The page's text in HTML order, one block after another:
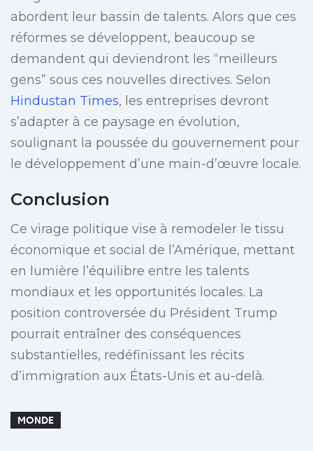
abordent leur bassin de talents. Alors que ces
réformes se développent, beaucoup se
demandent qui deviendront les “meilleurs
gens” sous ces nouvelles directives. Selon
Hindustan Times, les entreprises devront
s’adapter à ce paysage en évolution,
soulignant la poussée du gouvernement pour
le développement d’une main-d’œuvre locale.
Conclusion
Ce virage politique vise à remodeler le tissu
économique et social de l’Amérique, mettant
en lumière l’équilibre entre les talents
mondiaux et les opportunités locales. La
position controversée du Président Trump
pourrait entraîner des conséquences
substantielles, redéfinissant les récits
d’immigration aux États-Unis et au-delà.
MONDE